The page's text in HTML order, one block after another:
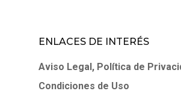
ENLACES DE INTERÉS
Aviso Legal, Política de
Condiciones de Uso